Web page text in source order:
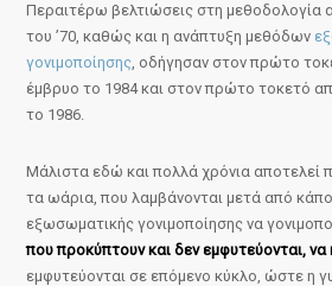
Περαιτέρω βελτιώσεις στη μεθοδολογία
του ’70, καθώς και η ανάπτυξη μεθόδων
γονιμοποίησης, οδήγησαν στον πρώτο
έμβρυο το 1984 και στον πρώτο τοκετό
το 1986.
Μάλιστα εδώ και πολλά χρόνια αποτελεί
τα ωάρια, που λαμβάνονται μετά από
εξωσωματικής γονιμοποίησης να
που προκύπτουν και δεν εμφυτεύονται,
εμφυτεύονται σε επόμενο κύκλο, ώστε η